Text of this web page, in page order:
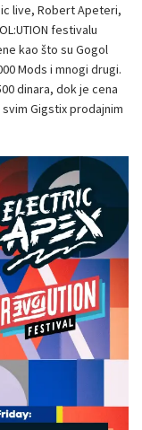
live, Robert Apeteri,
festivalu
kao što su Gogol
Mods i mnogi drugi.
dinara, dok je cena
Gigstix prodajnim